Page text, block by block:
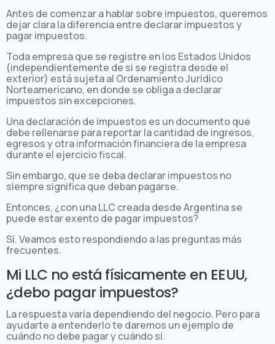
Antes de comenzar a hablar sobre impuestos, queremos
dejar clara la diferencia entre declarar impuestos y
pagar impuestos.
Toda empresa que se registre en los Estados Unidos
(independientemente de si se registra desde el
exterior) está sujeta al Ordenamiento Jurídico
Norteamericano, en donde se obliga a declarar
impuestos sin excepciones.
Una declaración de impuestos es un documento que
debe rellenarse para reportar la cantidad de ingresos,
egresos y otra información financiera de la empresa
durante el ejercicio fiscal.
Sin embargo, que se deba declarar impuestos no
siempre significa que deban pagarse.
Entonces, ¿con una LLC creada desde Argentina se
puede estar exento de pagar impuestos?
Sí. Veamos esto respondiendo a las preguntas más
frecuentes.
Mi LLC no está físicamente en EEUU,
¿debo pagar impuestos?
La respuesta varía dependiendo del negocio. Pero para
ayudarte a entenderlo te daremos un ejemplo de
cuándo no debe pagar y cuándo sí.